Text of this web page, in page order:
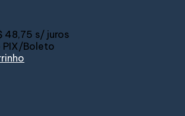
48,75 s/ juros
PIX/Boleto